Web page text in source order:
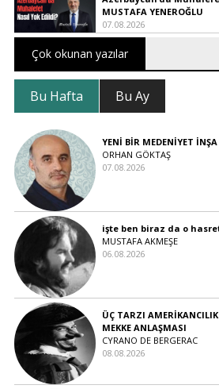
MUSTAFA YENEROĞLU
07.08.2026
Çok okunan yazılar
Bu Hafta Bu Ay
YENİ BİR MEDENİYET
ORHAN GÖKTAŞ
07.08.2026
işte ben biraz da o
MUSTAFA AKMEŞE
06.08.2026
ÜÇ TARZI
MEKKE ANLAŞMASI
CYRANO DE BERGERAC
08.08.2026